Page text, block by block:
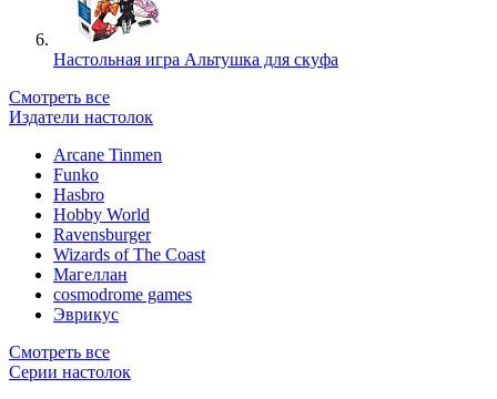
Настольная игра Альтушка для скуфа
Смотреть все
Издатели настолок
Arcane Tinmen
Funko
Hasbro
Hobby World
Ravensburger
Wizards of The Coast
Магеллан
сosmodrome games
Эврикус
Смотреть все
Серии настолок